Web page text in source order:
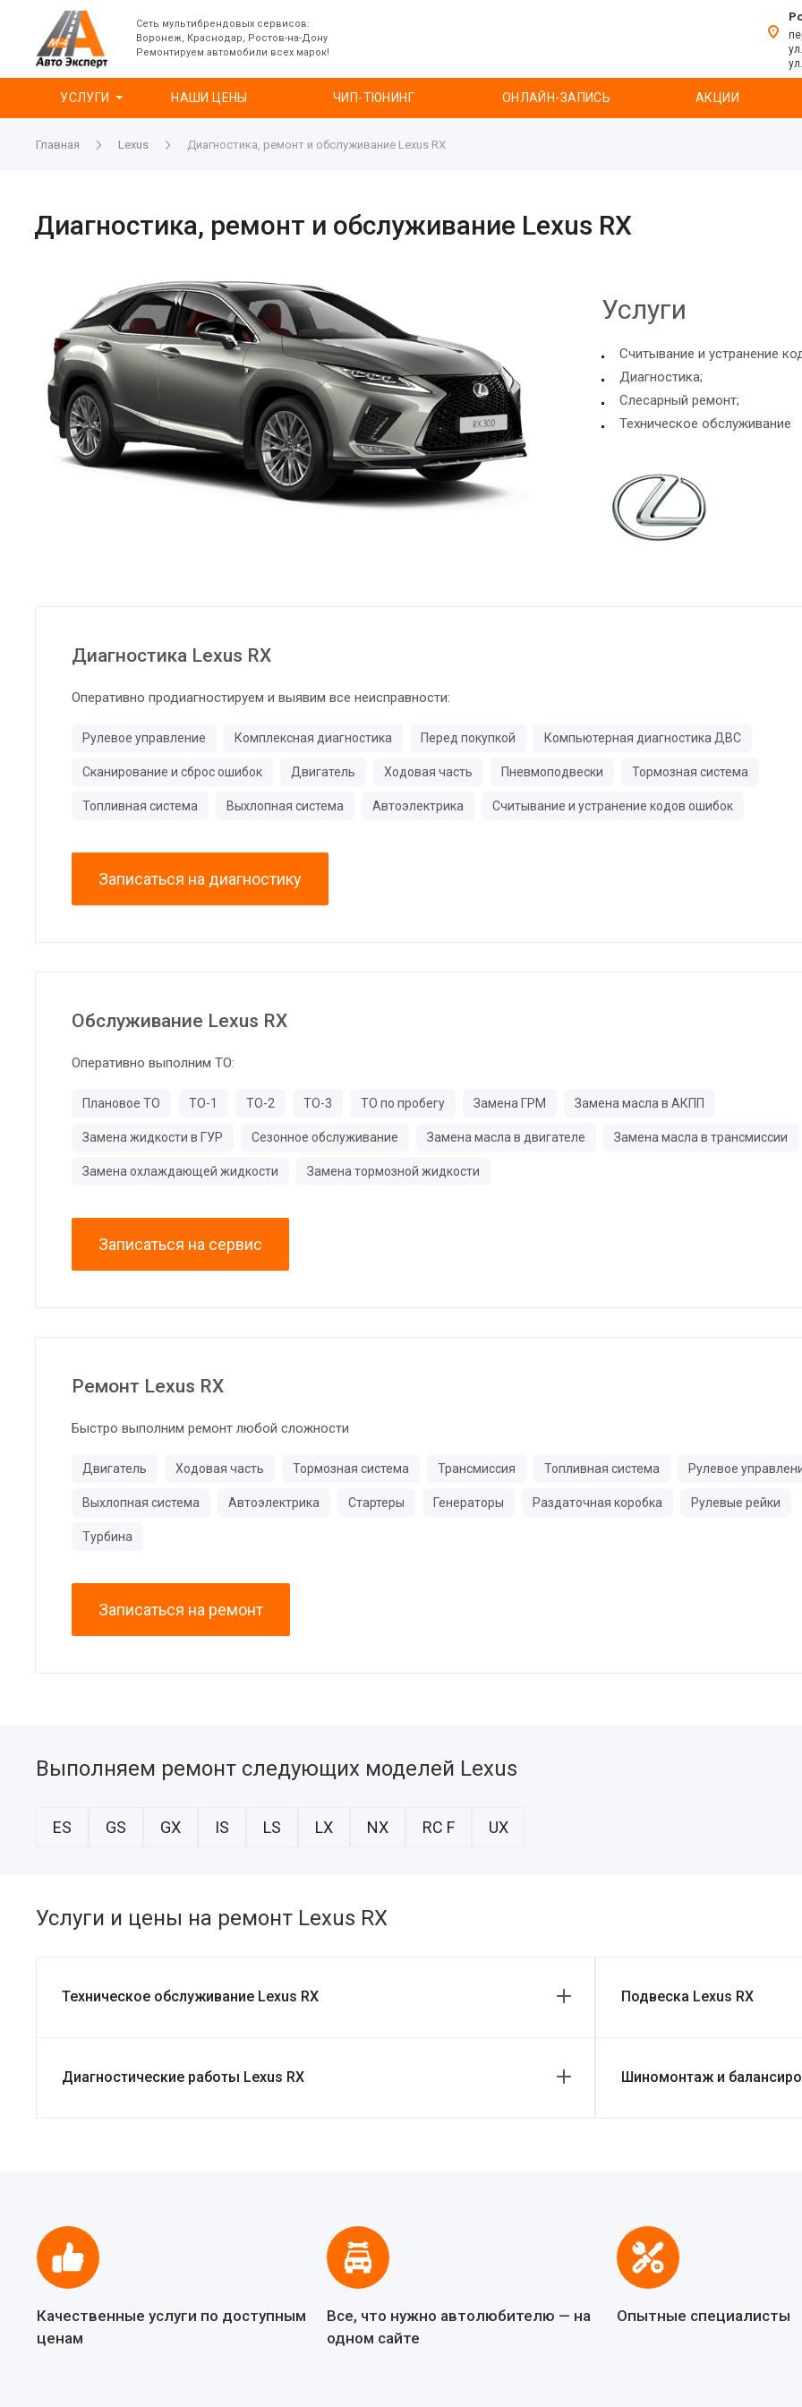
Сеть мультибрендовых сервисов:
Воронеж, Краснодар, Ростов-на-Дону
Ремонтируем автомобили всех марок!
УСЛУГИ НАШИ ЦЕНЫ ЧИП-ТЮНИНГ ОНЛАЙН-ЗАПИСЬ АКЦИИ
Главная Lexus Диагностика, ремонт и обслуживание Lexus RX
Диагностика, ремонт и обслуживание Lexus RX
Услуги
Считывание и устранение
Диагностика;
Слесарный ремонт;
Техническое обслуживание
Диагностика Lexus RX
Оперативно продиагностируем и выявим все неисправности:
Рулевое управление Комплексная диагностика Перед покупкой Компьютерная диагностика ДВС
Сканирование и сброс ошибок Двигатель Ходовая часть Пневмоподвески Тормозная система
Топливная система Выхлопная система Автоэлектрика Считывание и устранение кодов ошибок
Записаться на диагностику
Обслуживание Lexus RX
Оперативно выполним ТО:
Плановое ТО ТО-1 ТО-2 ТО-3 ТО по пробегу Замена ГРМ Замена масла в АКПП
Замена жидкости в ГУР Сезонное обслуживание Замена масла в двигателе Замена масла в трансмиссии
Замена охлаждающей жидкости Замена тормозной жидкости
Записаться на сервис
Ремонт Lexus RX
Быстро выполним ремонт любой сложности
Двигатель Ходовая часть Тормозная система Трансмиссия Топливная система Рулевое
Выхлопная система Автоэлектрика Стартеры Генераторы Раздаточная коробка Рулевые рейки
Турбина
Записаться на ремонт
Выполняем ремонт следующих моделей Lexus
ES GS GX IS LS LX NX RC F UX
Услуги и цены на ремонт Lexus RX
Техническое обслуживание Lexus RX Подвеска Lexus RX
Диагностические работы Lexus RX Шиномонтаж и
Качественные услуги по доступным
ценам
Все, что нужно автолюбителю — на
одном сайте
Опытные специалисты